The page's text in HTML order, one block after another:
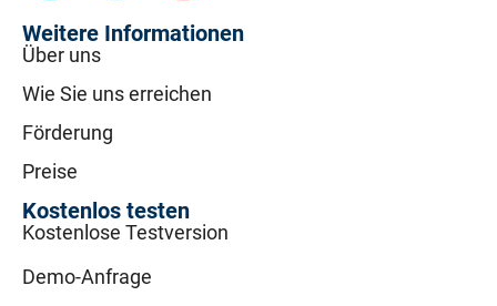
Weitere Informationen
Über uns
Wie Sie uns erreichen
Förderung
Preise
Kostenlos testen
Kostenlose Testversion
Demo-Anfrage